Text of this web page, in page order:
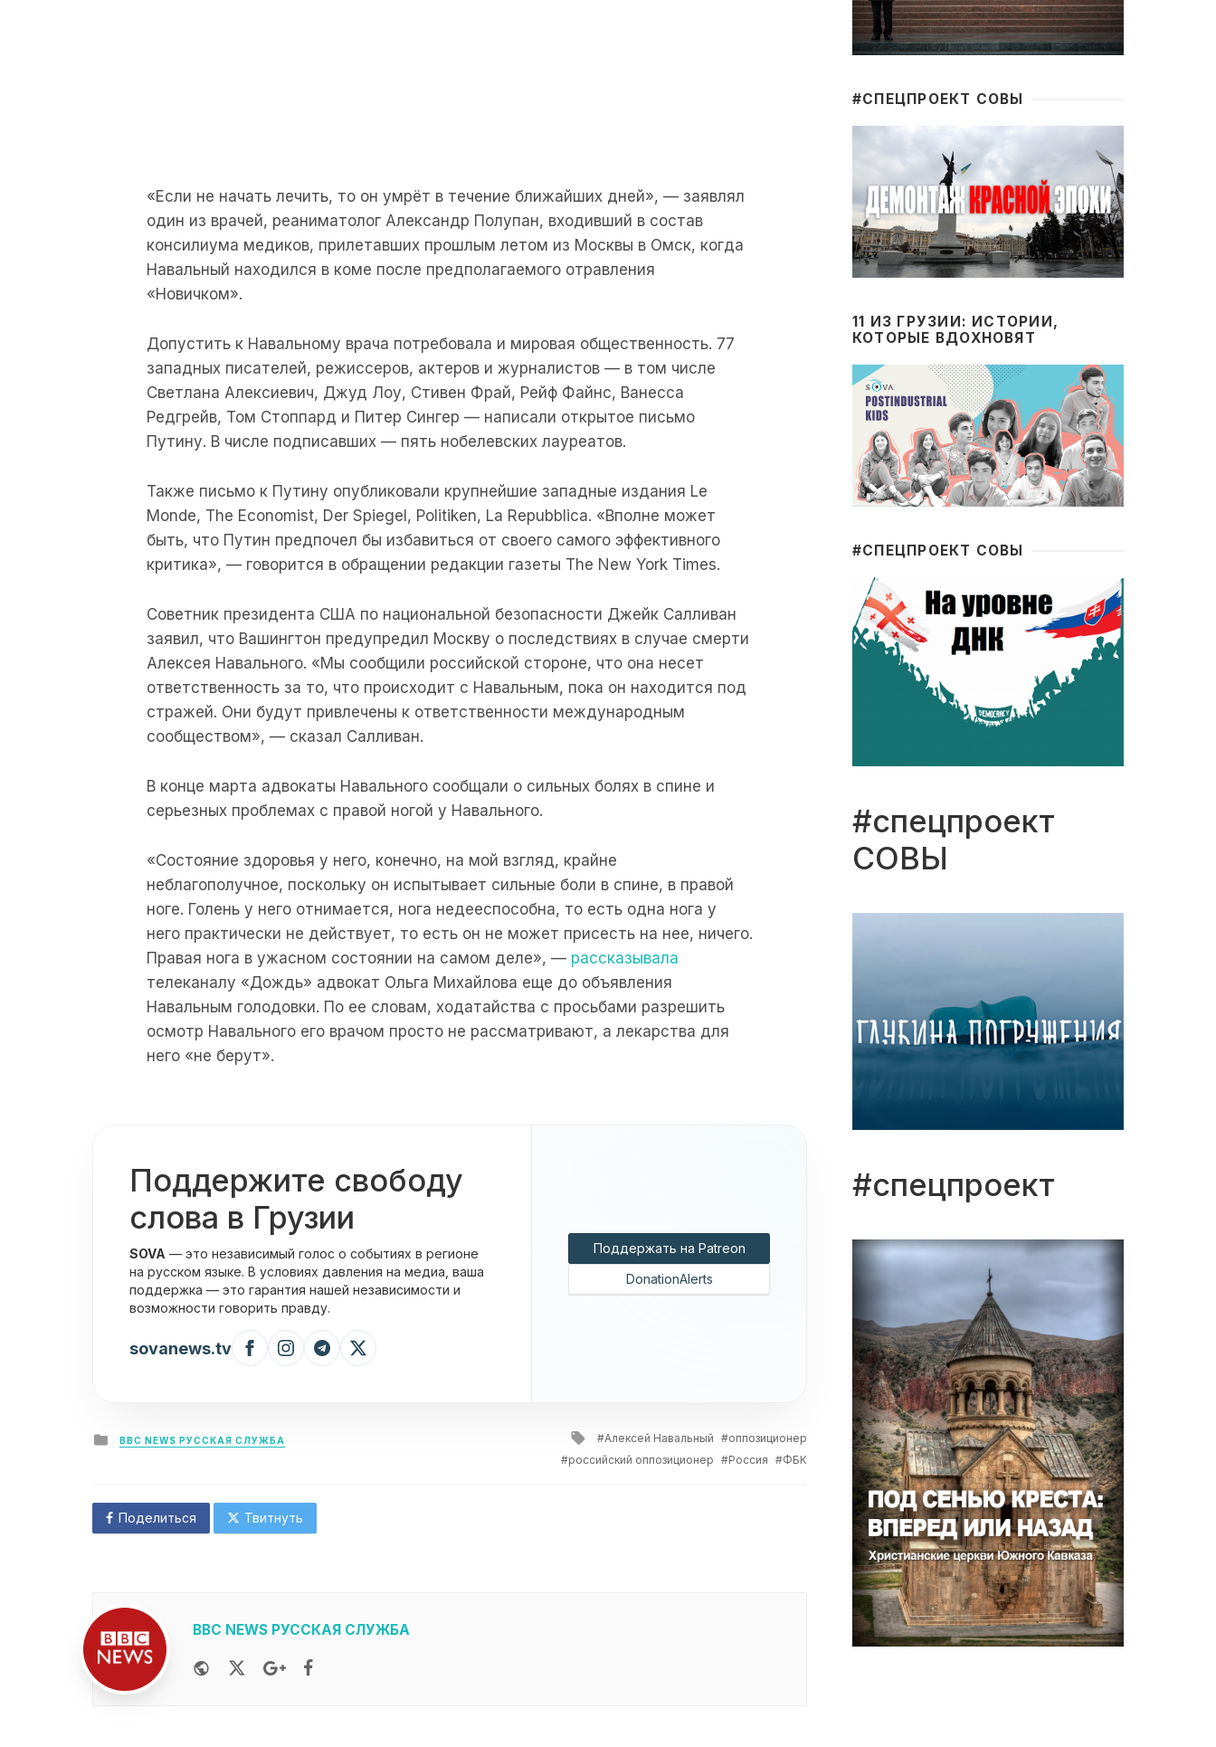
«Если не начать лечить, то он умрёт в течение ближайших дней», — заявлял
один из врачей, реаниматолог Александр Полупан, входивший в состав
консилиума медиков, прилетавших прошлым летом из Москвы в Омск, когда
Навальный находился в коме после предполагаемого отравления
«Новичком».
Допустить к Навальному врача потребовала и мировая общественность. 77
западных писателей, режиссеров, актеров и журналистов — в том числе
Светлана Алексиевич, Джуд Лоу, Стивен Фрай, Рейф Файнс, Ванесса
Редгрейв, Том Стоппард и Питер Сингер — написали открытое письмо
Путину. В числе подписавших — пять нобелевских лауреатов.
Также письмо к Путину опубликовали крупнейшие западные издания Le
Monde, The Economist, Der Spiegel, Politiken, La Repubblica. «Вполне может
быть, что Путин предпочел бы избавиться от своего самого эффективного
критика», — говорится в обращении редакции газеты The New York Times.
Советник президента США по национальной безопасности Джейк Салливан
заявил, что Вашингтон предупредил Москву о последствиях в случае смерти
Алексея Навального. «Мы сообщили российской стороне, что она несет
ответственность за то, что происходит с Навальным, пока он находится под
стражей. Они будут привлечены к ответственности международным
сообществом», — сказал Салливан.
В конце марта адвокаты Навального сообщали о сильных болях в спине и
серьезных проблемах с правой ногой у Навального.
«Состояние здоровья у него, конечно, на мой взгляд, крайне
неблагополучное, поскольку он испытывает сильные боли в спине, в правой
ноге. Голень у него отнимается, нога недееспособна, то есть одна нога у
него практически не действует, то есть он не может присесть на нее, ничего.
Правая нога в ужасном состоянии на самом деле», — рассказывала
телеканалу «Дождь» адвокат Ольга Михайлова еще до объявления
Навальным голодовки. По ее словам, ходатайства с просьбами разрешить
осмотр Навального его врачом просто не рассматривают, а лекарства для
него «не берут».
Поддержите свободу
слова в Грузии
SOVA — это независимый голос о событиях в регионе
на русском языке. В условиях давления на медиа, ваша
поддержка — это гарантия нашей независимости и
возможности говорить правду.
sovanews.tv
Поддержать на Patreon
DonationAlerts
Posted
in
BBC NEWS РУССКАЯ СЛУЖБА
Tagged
with
Алексей Навальный
оппозиционер
российский оппозиционер
Россия ФБК
Поделиться Твитнуть
BBC NEWS РУССКАЯ СЛУЖБА
WebsiteTwitterGoogle+
#CПЕЦПРОЕКТ СОВЫ
11 ИЗ ГРУЗИИ: ИСТОРИИ,
КОТОРЫЕ ВДОХНОВЯТ
#CПЕЦПРОЕКТ СОВЫ
#спецпроект
СОВЫ
#спецпроект